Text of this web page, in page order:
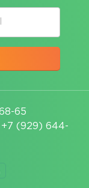
65
+7 (929) 644-